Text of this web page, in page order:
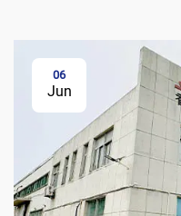
06
Jun